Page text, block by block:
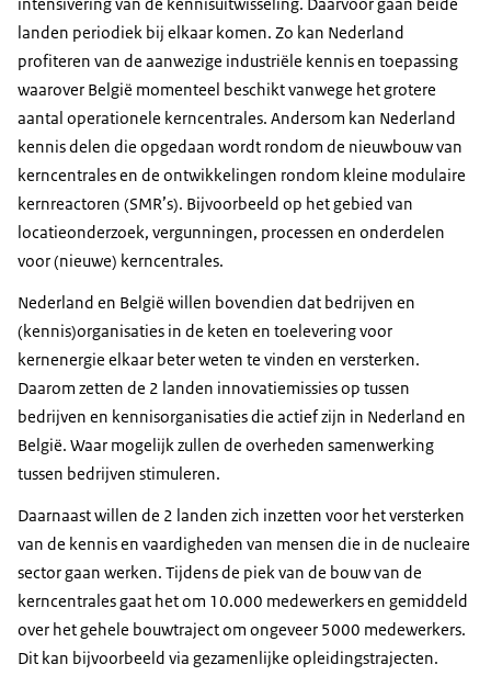
intensivering van de kennisuitwisseling. Daarvoor gaan beide
landen periodiek bij elkaar komen. Zo kan Nederland
profiteren van de aanwezige industriële kennis en toepassing
waarover België momenteel beschikt vanwege het grotere
aantal operationele kerncentrales. Andersom kan Nederland
kennis delen die opgedaan wordt rondom de nieuwbouw van
kerncentrales en de ontwikkelingen rondom kleine modulaire
kernreactoren (SMR’s). Bijvoorbeeld op het gebied van
locatieonderzoek, vergunningen, processen en onderdelen
voor (nieuwe) kerncentrales.
Nederland en België willen bovendien dat bedrijven en
(kennis)organisaties in de keten en toelevering voor
kernenergie elkaar beter weten te vinden en versterken.
Daarom zetten de 2 landen innovatiemissies op tussen
bedrijven en kennisorganisaties die actief zijn in Nederland en
België. Waar mogelijk zullen de overheden samenwerking
tussen bedrijven stimuleren.
Daarnaast willen de 2 landen zich inzetten voor het versterken
van de kennis en vaardigheden van mensen die in de nucleaire
sector gaan werken. Tijdens de piek van de bouw van de
kerncentrales gaat het om 10.000 medewerkers en gemiddeld
over het gehele bouwtraject om ongeveer 5000 medewerkers.
Dit kan bijvoorbeeld via gezamenlijke opleidingstrajecten.